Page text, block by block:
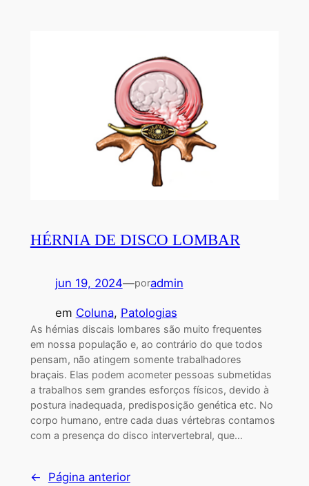
HÉRNIA DE DISCO LOMBAR
jun 19, 2024—poradmin
em Coluna, Patologias
As hérnias discais lombares são muito frequentes
em nossa população e, ao contrário do que todos
pensam, não atingem somente trabalhadores
braçais. Elas podem acometer pessoas submetidas
a trabalhos sem grandes esforços físicos, devido à
postura inadequada, predisposição genética etc. No
corpo humano, entre cada duas vértebras contamos
com a presença do disco intervertebral, que…
← Página anterior